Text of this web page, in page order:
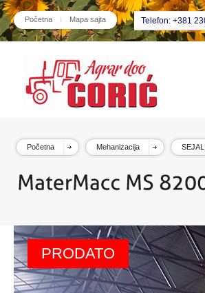
Početna Mapa sajta Telefon: +381
Početna Mehanizacija
PRODATO